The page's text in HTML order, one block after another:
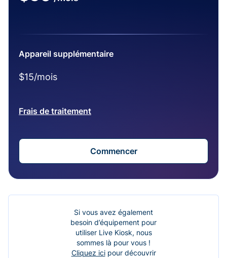
Appareil supplémentaire
$15/mois
Frais de traitement
Commencer
Si vous avez également
besoin d’équipement pour
utiliser Live Kiosk, nous
sommes là pour vous !
Cliquez icipour découvrir